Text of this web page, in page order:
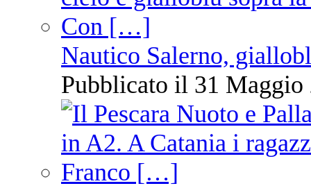
Nautico Salerno,
Pubblicato il 31 Maggio